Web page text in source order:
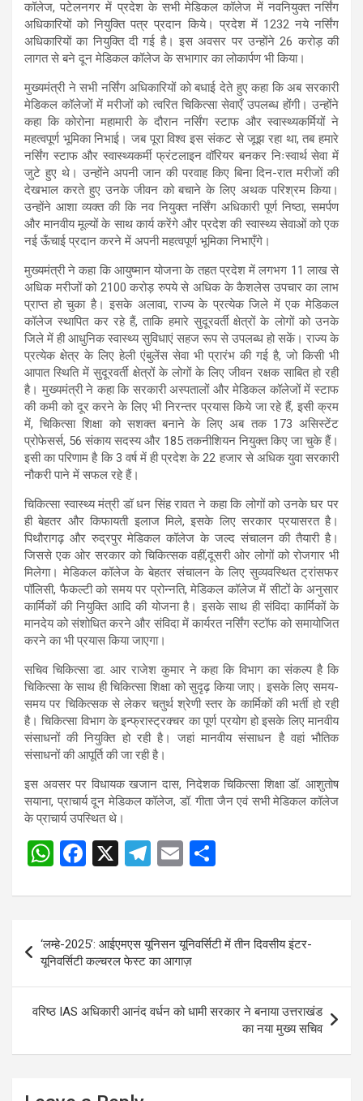
s
A
p
p
b
o
o
k
gr
a
m
e
कॉलेज, पटेलनगर में प्रदेश के सभी मेडिकल कॉलेज में नवनियुक्त नर्सिंग
अधिकारियों को नियुक्ति पत्र प्रदान किये। प्रदेश में 1232 नये नर्सिंग
अधिकारियों का नियुक्ति दी गई है। इस अवसर पर उन्होंने 26 करोड़ की
लागत से बने दून मेडिकल कॉलेज के सभागार का लोकार्पण भी किया।
मुख्यमंत्री ने सभी नर्सिंग अधिकारियों को बधाई देते हुए कहा कि अब सरकारी
मेडिकल कॉलेजों में मरीजों को त्वरित चिकित्सा सेवाएँ उपलब्ध होंगी। उन्होंने
कहा कि कोरोना महामारी के दौरान नर्सिंग स्टाफ और स्वास्थ्यकर्मियों ने
महत्वपूर्ण भूमिका निभाई। जब पूरा विश्व इस संकट से जूझ रहा था, तब हमारे
नर्सिंग स्टाफ और स्वास्थ्यकर्मी फ्रंटलाइन वॉरियर बनकर निःस्वार्थ सेवा में
जुटे हुए थे। उन्होंने अपनी जान की परवाह किए बिना दिन-रात मरीजों की
देखभाल करते हुए उनके जीवन को बचाने के लिए अथक परिश्रम किया।
उन्होंने आशा व्यक्त की कि नव नियुक्त नर्सिंग अधिकारी पूर्ण निष्ठा, समर्पण
और मानवीय मूल्यों के साथ कार्य करेंगे और प्रदेश की स्वास्थ्य सेवाओं को एक
नई ऊँचाई प्रदान करने में अपनी महत्वपूर्ण भूमिका निभाएँगे।
मुख्यमंत्री ने कहा कि आयुष्मान योजना के तहत प्रदेश में लगभग 11 लाख से
अधिक मरीजों को 2100 करोड़ रुपये से अधिक के कैशलेस उपचार का लाभ
प्राप्त हो चुका है। इसके अलावा, राज्य के प्रत्येक जिले में एक मेडिकल
कॉलेज स्थापित कर रहे हैं, ताकि हमारे सुदूरवर्ती क्षेत्रों के लोगों को उनके
जिले में ही आधुनिक स्वास्थ्य सुविधाएं सहज रूप से उपलब्ध हो सकें। राज्य के
प्रत्येक क्षेत्र के लिए हेली एंबुलेंस सेवा भी प्रारंभ की गई है, जो किसी भी
आपात स्थिति में सुदूरवर्ती क्षेत्रों के लोगों के लिए जीवन रक्षक साबित हो रही
है। मुख्यमंत्री ने कहा कि सरकारी अस्पतालों और मेडिकल कॉलेजों में स्टाफ
की कमी को दूर करने के लिए भी निरन्तर प्रयास किये जा रहे हैं, इसी क्रम
में, चिकित्सा शिक्षा को सशक्त बनाने के लिए अब तक 173 असिस्टेंट
प्रोफेसर्स, 56 संकाय सदस्य और 185 तकनीशियन नियुक्त किए जा चुके हैं।
इसी का परिणाम है कि 3 वर्ष में ही प्रदेश के 22 हजार से अधिक युवा सरकारी
नौकरी पाने में सफल रहे हैं।
चिकित्सा स्वास्थ्य मंत्री डॉ धन सिंह रावत ने कहा कि लोगों को उनके घर पर
ही बेहतर और किफायती इलाज मिले, इसके लिए सरकार प्रयासरत है।
पिथौरागढ़ और रुद्रपुर मेडिकल कॉलेज के जल्द संचालन की तैयारी है।
जिससे एक ओर सरकार को चिकित्सक वहीं,दूसरी ओर लोगों को रोजगार भी
मिलेगा। मेडिकल कॉलेज के बेहतर संचालन के लिए सुव्यवस्थित ट्रांसफर
पॉलिसी, फैकल्टी को समय पर प्रोन्नति, मेडिकल कॉलेज में सीटों के अनुसार
कार्मिकों की नियुक्ति आदि की योजना है। इसके साथ ही संविदा कार्मिकों के
मानदेय को संशोधित करने और संविदा में कार्यरत नर्सिंग स्टॉफ को समायोजित
करने का भी प्रयास किया जाएगा।
सचिव चिकित्सा डा. आर राजेश कुमार ने कहा कि विभाग का संकल्प है कि
चिकित्सा के साथ ही चिकित्सा शिक्षा को सुदृढ़ किया जाए। इसके लिए समय-
समय पर चिकित्सक से लेकर चतुर्थ श्रेणी स्तर के कार्मिकों की भर्ती हो रही
है। चिकित्सा विभाग के इन्फ्रास्ट्रक्चर का पूर्ण प्रयोग हो इसके लिए मानवीय
संसाधनों की नियुक्ति हो रही है। जहां मानवीय संसाधन है वहां भौतिक
संसाधनों की आपूर्ति की जा रही है।
इस अवसर पर विधायक खजान दास, निदेशक चिकित्सा शिक्षा डॉ. आशुतोष
सयाना, प्राचार्य दून मेडिकल कॉलेज, डॉ. गीता जैन एवं सभी मेडिकल कॉलेज
के प्राचार्य उपस्थित थे।
W
at
s
A
p
p
F
ce
b
o
o
k
X
T
e
gr
a
m
E
ail ar
e
navigation
‘लम्हे-2025’: आईएमएस यूनिसन यूनिवर्सिटी में तीन दिवसीय इंटर-
यूनिवर्सिटी कल्चरल फेस्ट का आगाज़
वरिष्ठ IAS अधिकारी आनंद वर्धन को धामी सरकार ने बनाया उत्तराखंड
का नया मुख्य सचिव